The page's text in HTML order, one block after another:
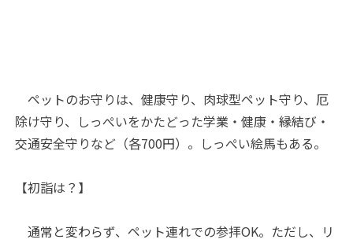
ペットのお守りは、健康守り、肉球型ペット守り、厄
除け守り、しっぺいをかたどった学業・健康・縁結び・
交通安全守りなど（各700円）。しっぺい絵馬もある。
【初詣は？】
通常と変わらず、ペット連れでの参拝OK。ただし、リ